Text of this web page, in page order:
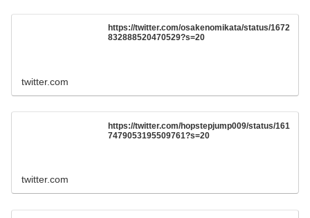
https://twitter.com/osakenomikata/status/1672
832888520470529?s=20
twitter.com
https://twitter.com/hopstepjump009/status/161
7479053195509761?s=20
twitter.com